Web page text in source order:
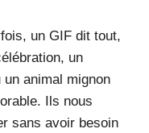
un GIF dit tout,
un
animal mignon
Ils nous
sans avoir besoin